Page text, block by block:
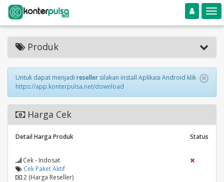
Toggle navigation
Produk
Untuk dapat menjadi reseller silakan install Aplikasi Android klik
https://app.konterpulsa.net/download
Harga Cek
Detail Harga Produk Status
Cek - Indosat
Cek Paket Aktif
2 (Harga Reseller)